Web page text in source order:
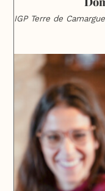
IGP Terre de